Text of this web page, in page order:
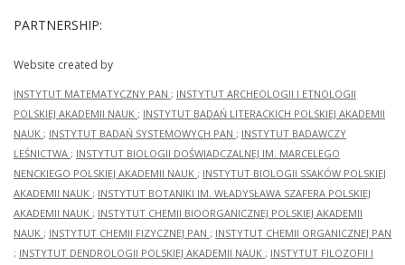
PARTNERSHIP:
Website created by
INSTYTUT MATEMATYCZNY PAN ; INSTYTUT ARCHEOLOGII I ETNOLOGII
POLSKIEJ AKADEMII NAUK ; INSTYTUT BADAŃ LITERACKICH POLSKIEJ AKADEMII
NAUK ; INSTYTUT BADAŃ SYSTEMOWYCH PAN ; INSTYTUT BADAWCZY
LEŚNICTWA ; INSTYTUT BIOLOGII DOŚWIADCZALNEJ IM. MARCELEGO
NENCKIEGO POLSKIEJ AKADEMII NAUK ; INSTYTUT BIOLOGII SSAKÓW POLSKIEJ
AKADEMII NAUK ; INSTYTUT BOTANIKI IM. WŁADYSŁAWA SZAFERA POLSKIEJ
AKADEMII NAUK ; INSTYTUT CHEMII BIOORGANICZNEJ POLSKIEJ AKADEMII
NAUK ; INSTYTUT CHEMII FIZYCZNEJ PAN ; INSTYTUT CHEMII ORGANICZNEJ PAN
; INSTYTUT DENDROLOGII POLSKIEJ AKADEMII NAUK ; INSTYTUT FILOZOFII I